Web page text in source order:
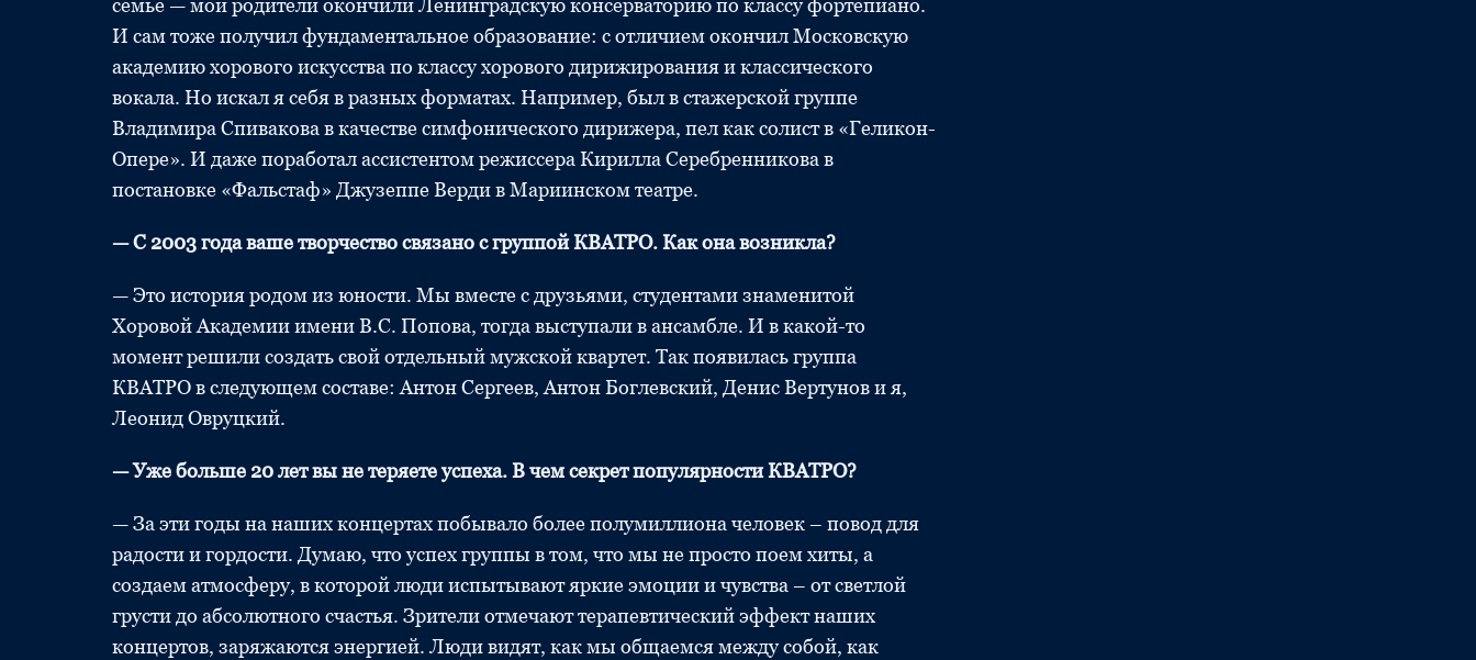
И сам тоже получил фундаментальное образование: с отличием окончил Московскую
академию хорового искусства по классу хорового дирижирования и классического
вокала. Но искал я себя в разных форматах. Например, был в стажерской группе
Владимира Спивакова в качестве симфонического дирижера, пел как солист в «Геликон-
Опере». И даже поработал ассистентом режиссера Кирилла Серебренникова в
постановке «Фальстаф» Джузеппе Верди в Мариинском театре.
— С 2003 года ваше творчество связано с группой КВАТРО. Как она возникла?
— Это история родом из юности. Мы вместе с друзьями, студентами знаменитой
Хоровой Академии имени В.С. Попова, тогда выступали в ансамбле. И в какой-то
момент решили создать свой отдельный мужской квартет. Так появилась группа
КВАТРО в следующем составе: Антон Сергеев, Антон Боглевский, Денис Вертунов и я,
Леонид Овруцкий.
— Уже больше 20 лет вы не теряете успеха. В чем секрет популярности КВАТРО?
— За эти годы на наших концертах побывало более полумиллиона человек – повод для
радости и гордости. Думаю, что успех группы в том, что мы не просто поем хиты, а
создаем атмосферу, в которой люди испытывают яркие эмоции и чувства – от светлой
грусти до абсолютного счастья. Зрители отмечают терапевтический эффект наших
концертов, заряжаются энергией. Люди видят, как мы общаемся между собой, как